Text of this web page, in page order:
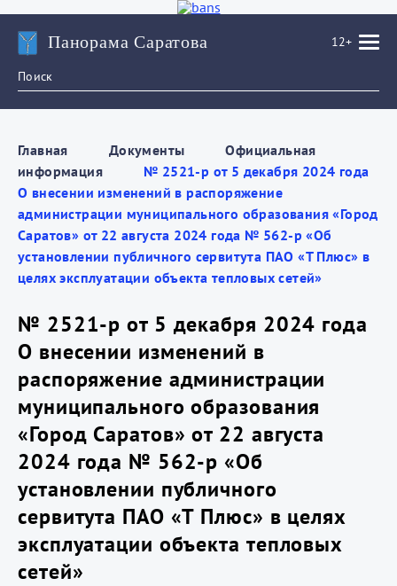
Панорама Саратова 12+
Главная Документы
Официальная
информация
№ 2521-р от 5 декабря 2024 года
О внесении изменений в распоряжение
администрации муниципального образования «Город
Саратов» от 22 августа 2024 года № 562-р «Об
установлении публичного сервитута ПАО «Т Плюс» в
целях эксплуатации объекта тепловых сетей»
№ 2521-р от 5 декабря 2024 года
О внесении изменений в
распоряжение администрации
муниципального образования
«Город Саратов» от 22 августа
2024 года № 562-р «Об
установлении публичного
сервитута ПАО «Т Плюс» в целях
эксплуатации объекта тепловых
сетей»